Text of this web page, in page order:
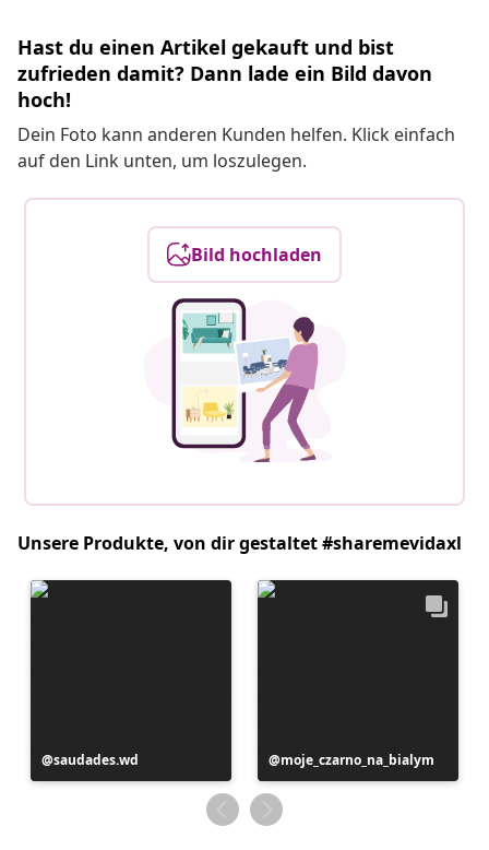
Hast du einen Artikel gekauft und bist
zufrieden damit? Dann lade ein Bild davon
hoch!
Dein Foto kann anderen Kunden helfen. Klick einfach
auf den Link unten, um loszulegen.
Bild hochladen
Unsere Produkte, von dir gestaltet #sharemevidaxl
Beitrag
veröffentlicht
saudades.wd
Beitrag
veröffentlicht
von
moje_czarno_na_bialym